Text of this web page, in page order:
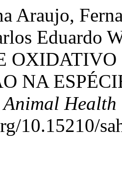
Araujo,
Eduardo
NA
Animal Health
10.15210/